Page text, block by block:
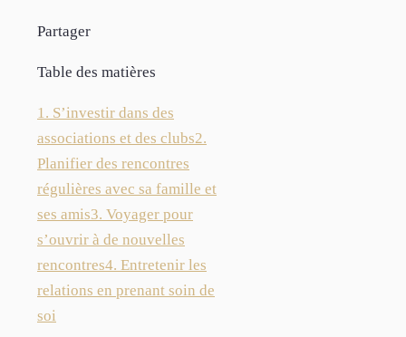
Partager
Table des matières
1. S’investir dans des
associations et des clubs2.
Planifier des rencontres
régulières avec sa famille et
ses amis3. Voyager pour
s’ouvrir à de nouvelles
rencontres4. Entretenir les
relations en prenant soin de
soi